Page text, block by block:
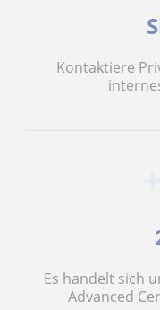
Kontaktiere
Es handelt sich
Advanced